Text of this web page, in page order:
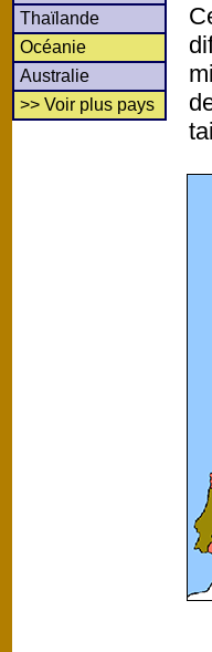
Thaïlande
Océanie
Australie
>> Voir plus pays